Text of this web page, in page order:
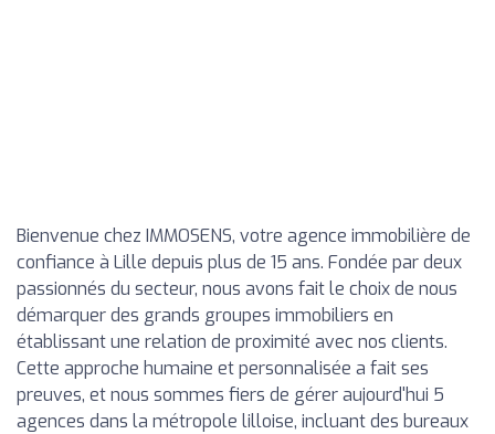
Bienvenue chez IMMOSENS, votre agence immobilière de
confiance à Lille depuis plus de 15 ans. Fondée par deux
passionnés du secteur, nous avons fait le choix de nous
démarquer des grands groupes immobiliers en
établissant une relation de proximité avec nos clients.
Cette approche humaine et personnalisée a fait ses
preuves, et nous sommes fiers de gérer aujourd'hui 5
agences dans la métropole lilloise, incluant des bureaux